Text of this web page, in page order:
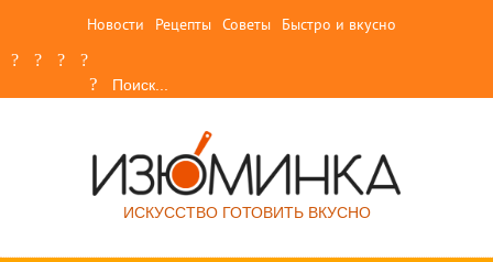
Новости Рецепты Советы Быстро и вкусно
ИСКУССТВО ГОТОВИТЬ ВКУСНО